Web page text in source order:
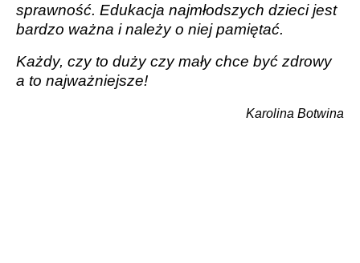
sprawność. Edukacja najmłodszych dzieci jest
bardzo ważna i należy o niej pamiętać.
Każdy, czy to duży czy mały chce być zdrowy
a to najważniejsze!
Karolina Botwina